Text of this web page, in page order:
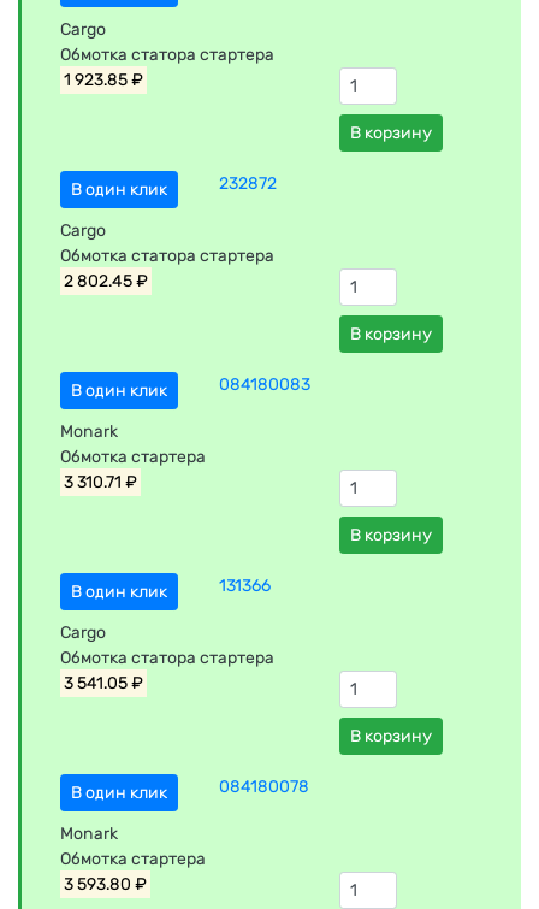
Cargo
Обмотка статора стартера
1 923.85 ₽
В корзину
В один клик 232872
Cargo
Обмотка статора стартера
2 802.45 ₽
В корзину
В один клик 084180083
Monark
Обмотка стартера
3 310.71 ₽
В корзину
В один клик 131366
Cargo
Обмотка статора стартера
3 541.05 ₽
В корзину
В один клик 084180078
Monark
Обмотка стартера
3 593.80 ₽